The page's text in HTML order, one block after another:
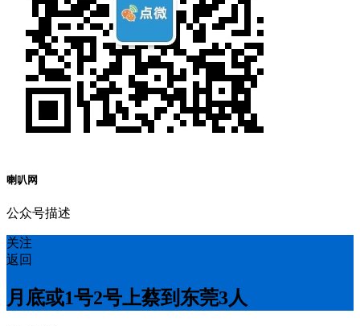
喇叭网
公众号描述
关注
返回
月底或1号2号上蔡到东莞3人